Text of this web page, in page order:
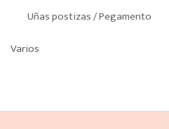
Uñas postizas / Pegamento
Varios